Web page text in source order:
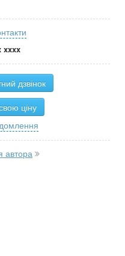
xxxx
дзвінок
ціну
автора